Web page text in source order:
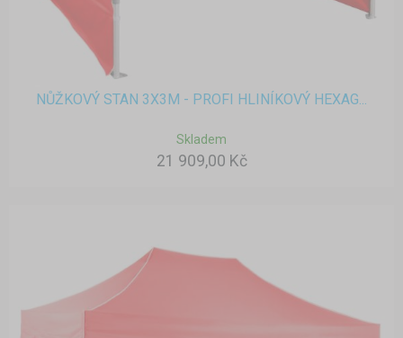
NŮŽKOVÝ STAN 3X3M - PROFI HLINÍKOVÝ HEXAG...
Skladem
21 909,00 Kč